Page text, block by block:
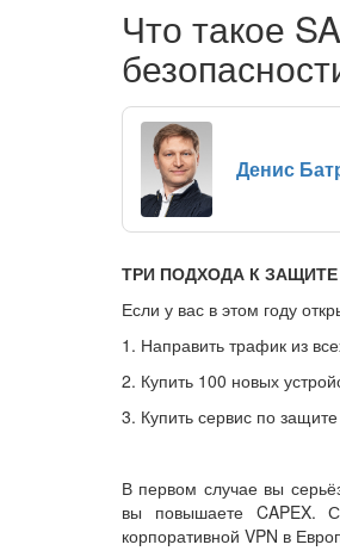
Что такое
Денис
ТРИ ПОДХОДА К
Если у вас в этом году
1. Направить трафик из
2. Купить 100 новых
3. Купить сервис по
В первом случае вы
вы повышаете CAPEX.
корпоративной VPN в